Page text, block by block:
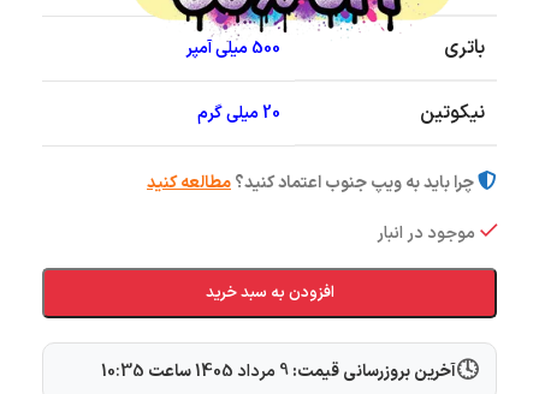
باتری 500 میلی آمپر
نیکوتین 20 میلی گرم
چرا باید به ویپ جنوب اعتماد کنید؟مطالعه کنید
موجود در انبار
افزودن به سبد خرید
🕓آخرین بروزرسانی قیمت:9 مرداد 1405 ساعت 10:35